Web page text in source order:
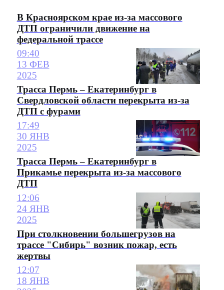
В Красноярском крае из-за массового
ДТП ограничили движение на
федеральной трассе
09:40
13 ФЕВ
2025
Трасса Пермь – Екатеринбург в
Свердловской области перекрыта из-за
ДТП с фурами
17:49
30 ЯНВ
2025
Трасса Пермь – Екатеринбург в
Прикамье перекрыта из-за массового
ДТП
12:06
24 ЯНВ
2025
При столкновении большегрузов на
трассе "Сибирь" возник пожар, есть
жертвы
12:07
18 ЯНВ